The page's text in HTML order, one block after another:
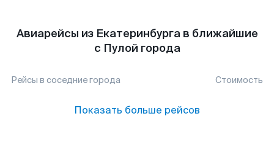
Авиарейсы из Екатеринбурга в ближайшие
с Пулой города
Рейсы в соседние города Стоимость
Показать больше рейсов